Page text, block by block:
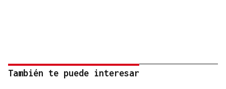
También te puede interesar